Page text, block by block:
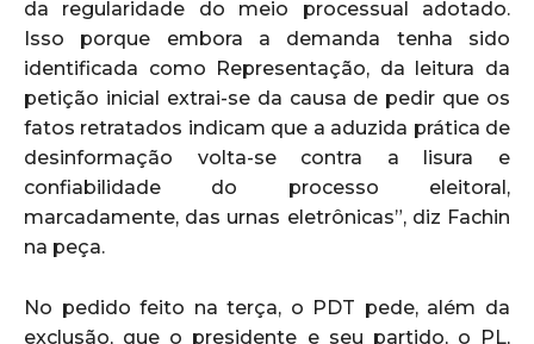
da regularidade do meio processual adotado.
Isso porque embora a demanda tenha sido
identificada como Representação, da leitura da
petição inicial extrai-se da causa de pedir que os
fatos retratados indicam que a aduzida prática de
desinformação volta-se contra a lisura e
confiabilidade do processo eleitoral,
marcadamente, das urnas eletrônicas”, diz Fachin
na peça.
No pedido feito na terça, o PDT pede, além da
exclusão, que o presidente e seu partido, o PL,